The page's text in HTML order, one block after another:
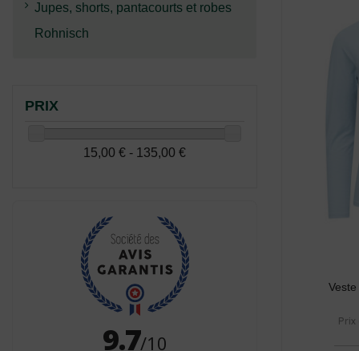
Jupes, shorts, pantacourts et robes
Rohnisch
PRIX
15,00 € - 135,00 €